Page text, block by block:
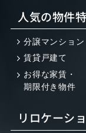
人気の物件
分譲マンション
賃貸戸建て
お得な家賃・
期限付き物件
リロケーシ